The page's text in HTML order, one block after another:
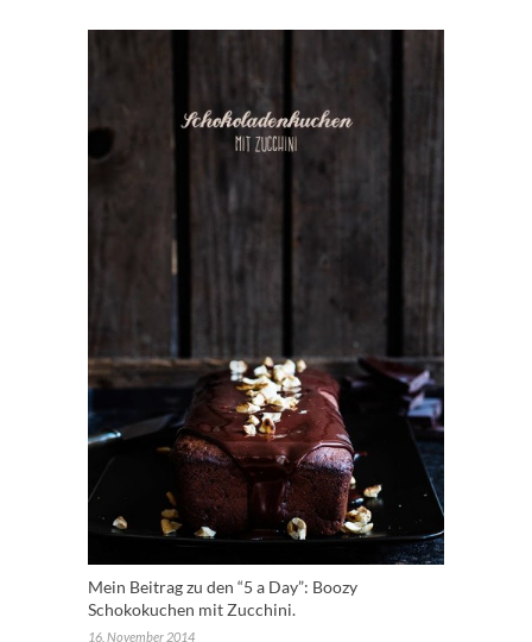
Mein Beitrag zu den “5 a Day”: Boozy
Schokokuchen mit Zucchini.
16. November 2014